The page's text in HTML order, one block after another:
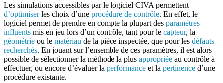
Les simulations accessibles par le logiciel CIVA permettent
d’optimiserles choix d’une procédure de contrôle. En effet, le
logiciel permet de prendre en compte la plupart des paramètres
influents mis en jeu lors d’un contrôle, tant pour le capteur, la
géométrie ou le matériau de la pièce inspectée, que pour les défauts
recherchés. En jouant sur l’ensemble de ces paramètres, il est alors
possible de sélectionner la méthode la plus appropriée au contrôle à
effectuer, ou encore d’évaluer la performance et la pertinence d’une
procédure existante.